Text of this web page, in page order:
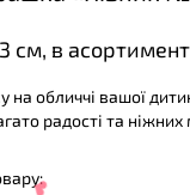
см, в
на обличчі вашої
радості та